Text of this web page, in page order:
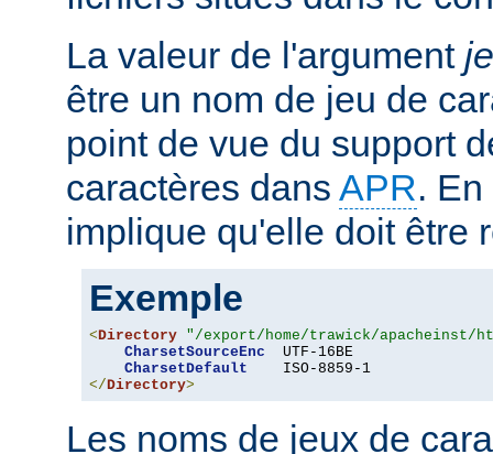
La valeur de l'argument
être un nom de jeu de
point de vue du support
caractères dans APR.
implique qu'elle doit être
Exemple
<Directory "/export/home/trawick/apacheinst/
CharsetSourceEnc
  UTF-16BE
CharsetDefault
</Directory>
Les noms de jeux de